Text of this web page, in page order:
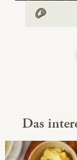
Mit Fleisch
Das